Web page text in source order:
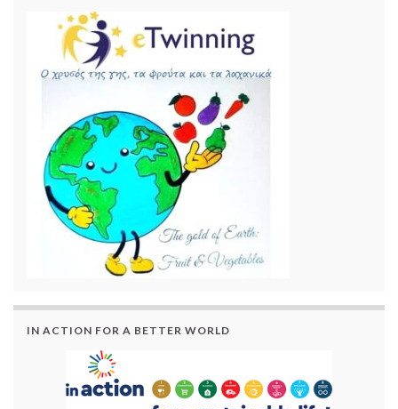
IN ACTION FOR A BETTER WORLD